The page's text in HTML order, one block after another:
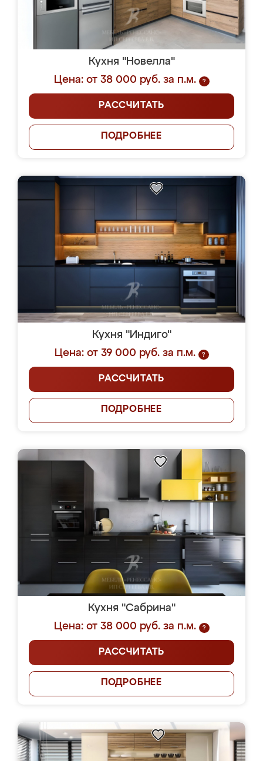
Кухня "Новелла"
Цена: от 38 000 руб. за п.м.
?
РАССЧИТАТЬ
ПОДРОБНЕЕ
Кухня "Индиго"
Цена: от 39 000 руб. за п.м.
?
РАССЧИТАТЬ
ПОДРОБНЕЕ
Кухня "Сабрина"
Цена: от 38 000 руб. за п.м.
?
РАССЧИТАТЬ
ПОДРОБНЕЕ